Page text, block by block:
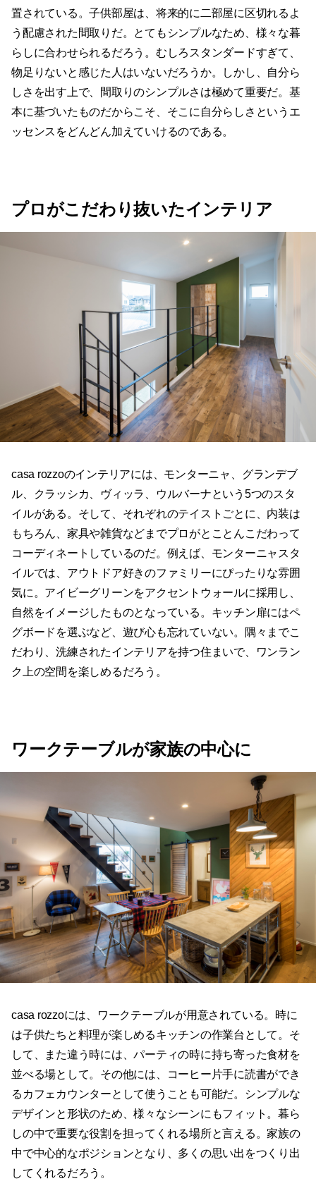
置されている。子供部屋は、将来的に二部屋に区切れるよ
う配慮された間取りだ。とてもシンプルなため、様々な暮
らしに合わせられるだろう。むしろスタンダードすぎて、
物足りないと感じた人はいないだろうか。しかし、自分ら
しさを出す上で、間取りのシンプルさは極めて重要だ。基
本に基づいたものだからこそ、そこに自分らしさというエ
ッセンスをどんどん加えていけるのである。
プロがこだわり抜いたインテリア
casa rozzoのインテリアには、モンターニャ、グランデブ
ル、クラッシカ、ヴィッラ、ウルバーナという5つのスタ
イルがある。そして、それぞれのテイストごとに、内装は
もちろん、家具や雑貨などまでプロがとことんこだわって
コーディネートしているのだ。例えば、モンターニャスタ
イルでは、アウトドア好きのファミリーにぴったりな雰囲
気に。アイビーグリーンをアクセントウォールに採用し、
自然をイメージしたものとなっている。キッチン扉にはペ
グボードを選ぶなど、遊び心も忘れていない。隅々までこ
だわり、洗練されたインテリアを持つ住まいで、ワンラン
ク上の空間を楽しめるだろう。
ワークテーブルが家族の中心に
casa rozzoには、ワークテーブルが用意されている。時に
は子供たちと料理が楽しめるキッチンの作業台として。そ
して、また違う時には、パーティの時に持ち寄った食材を
並べる場として。その他には、コーヒー片手に読書ができ
るカフェカウンターとして使うことも可能だ。シンプルな
デザインと形状のため、様々なシーンにもフィット。暮ら
しの中で重要な役割を担ってくれる場所と言える。家族の
中で中心的なポジションとなり、多くの思い出をつくり出
してくれるだろう。